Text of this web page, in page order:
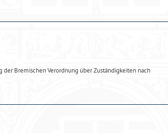
der Bremischen Verordnung über Zuständigkeiten nach